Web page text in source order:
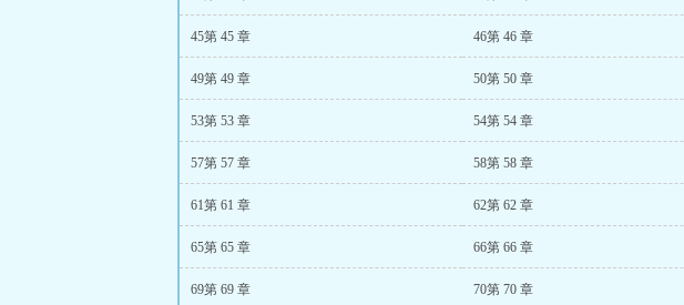
45第 45 章 46第 46 章
49第 49 章 50第 50 章
53第 53 章 54第 54 章
57第 57 章 58第 58 章
61第 61 章 62第 62 章
65第 65 章 66第 66 章
69第 69 章 70第 70 章